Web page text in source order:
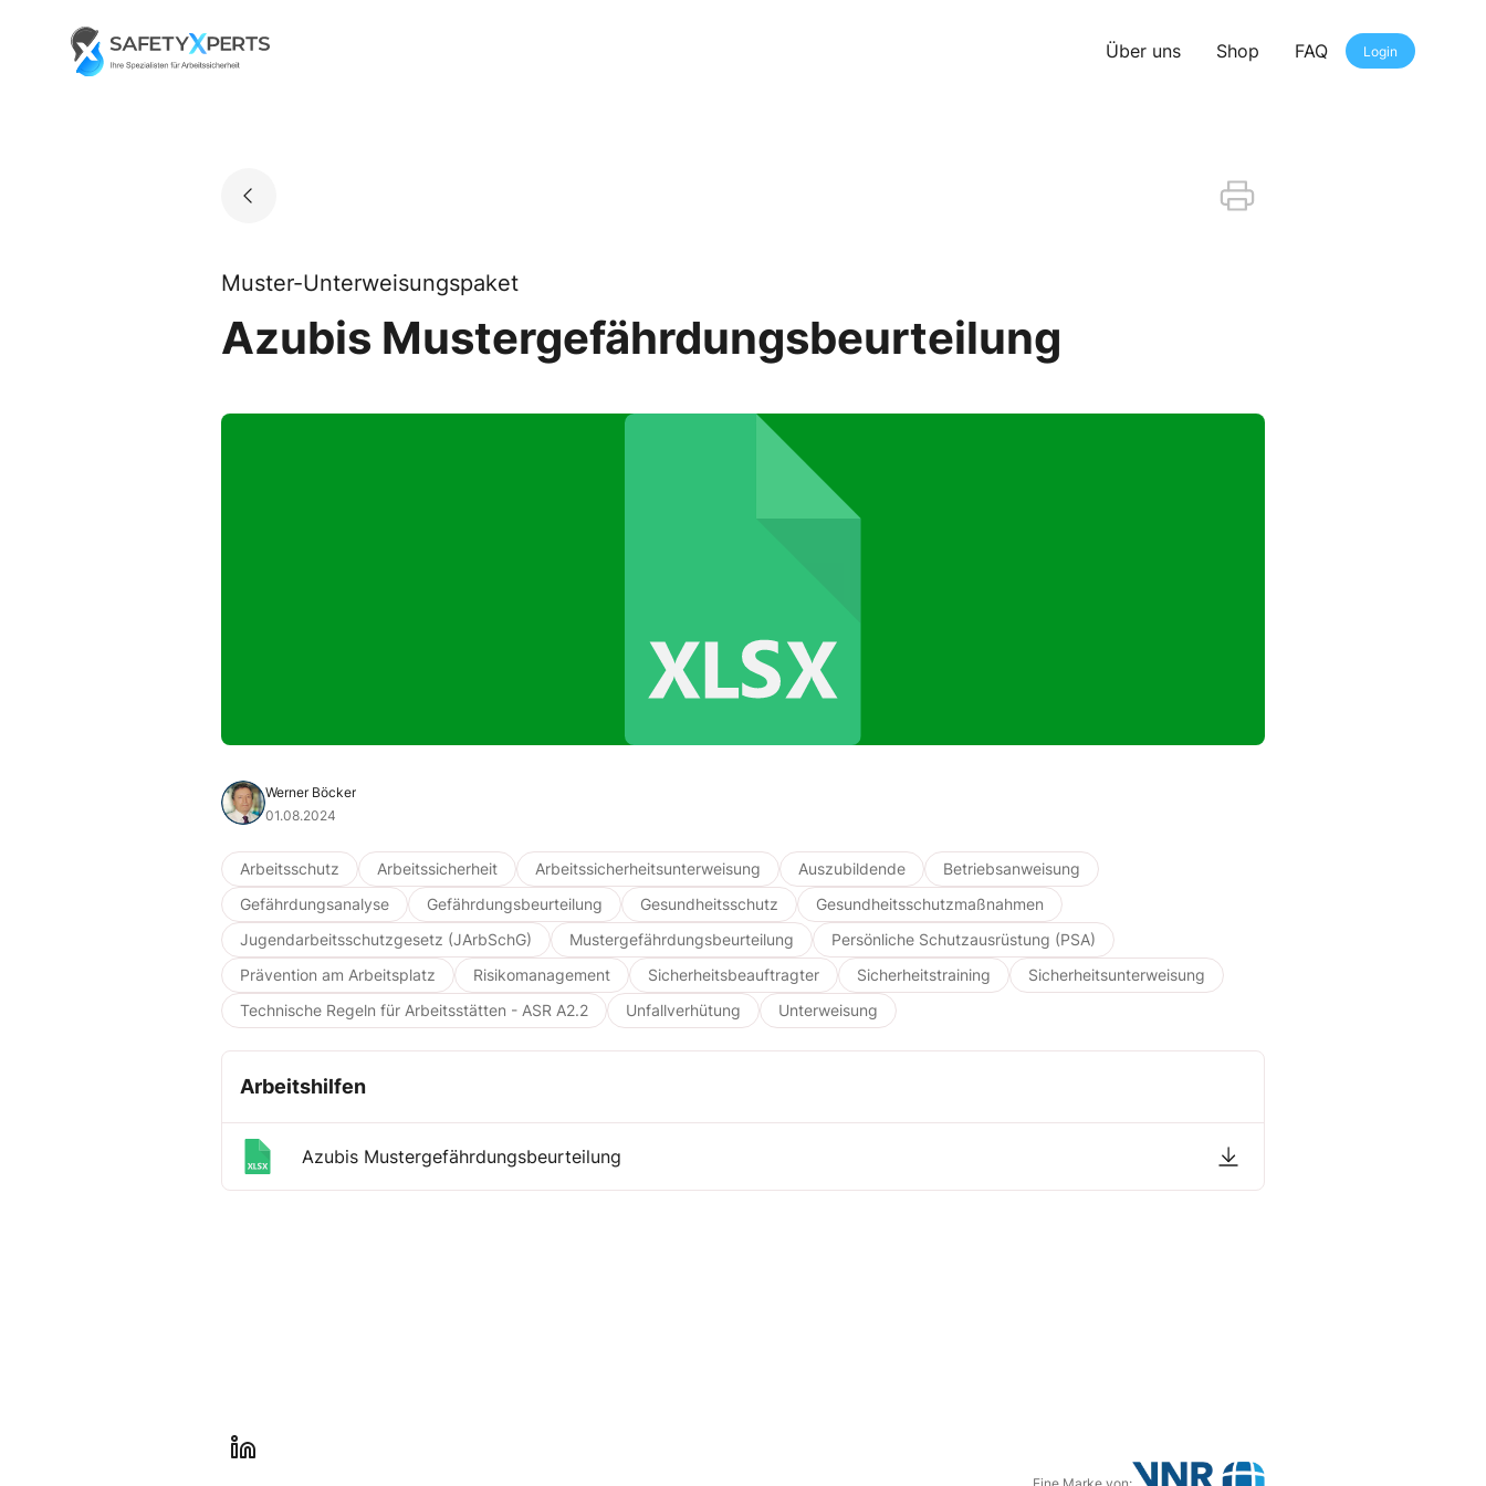
Go to landing page.
Über uns Shop FAQ Login
Muster-Unterweisungspaket
Azubis Mustergefährdungsbeurteilung
Werner Böcker
01.08.2024
Arbeitsschutz Arbeitssicherheit Arbeitssicherheitsunterweisung Auszubildende
Betriebsanweisung
Gefährdungsanalyse
Gefährdungsbeurteilung Gesundheitsschutz
Gesundheitsschutzmaßnahmen
Jugendarbeitsschutzgesetz (JArbSchG)
Mustergefährdungsbeurteilung
Persönliche Schutzausrüstung (PSA)
Prävention am Arbeitsplatz
Risikomanagement Sicherheitsbeauftragter Sicherheitstraining
Sicherheitsunterweisung
Technische Regeln für Arbeitsstätten - ASR A2.2
Unfallverhütung Unterweisung
Arbeitshilfen
Azubis Mustergefährdungsbeurteilung
Eine Marke von: